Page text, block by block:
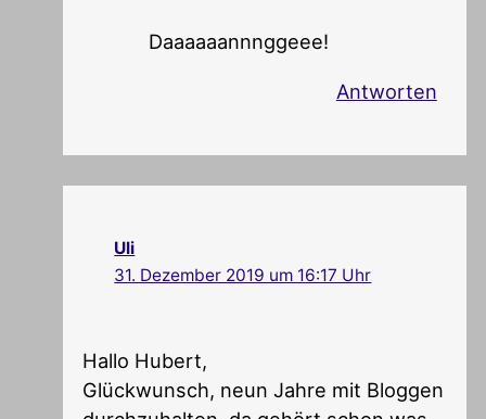
Daaaaaannnggeee!
Antworten
Uli
31. Dezember 2019 um 16:17 Uhr
Hallo Hubert,
Glückwunsch, neun Jahre mit Bloggen